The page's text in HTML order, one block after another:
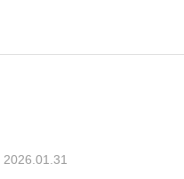
2026.01.31